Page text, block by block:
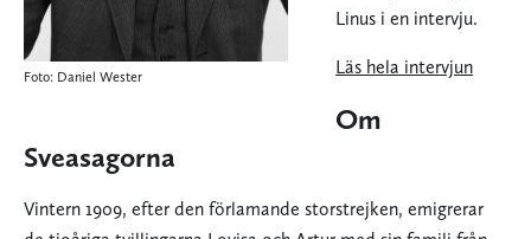
Foto: Daniel Wester
Linus i en intervju.
Läs hela intervjun
Om
Sveasagorna
Vintern 1909, efter den förlamande storstrejken, emigrerar